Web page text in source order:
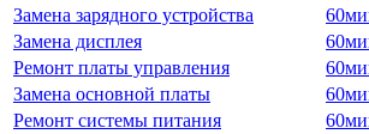
Замена зарядного устройства
60
Замена дисплея
60
Ремонт платы управления
60
Замена основной платы
60
Ремонт системы питания
60